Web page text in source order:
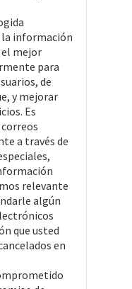
información
mejor
para
de
y mejorar
Es
a través de
relevante
algún
que usted
en